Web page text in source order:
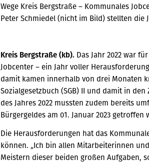
Wege Kreis Bergstraße – Kommunales
Peter Schmiedel (nicht im Bild) stellten die
Kreis Bergstraße (kb). Das Jahr 2022 war
Jobcenter – ein Jahr voller
damit kamen innerhalb von drei Monaten
Sozialgesetzbuch (SGB) II und damit in
des Jahres 2022 mussten zudem bereits
Bürgergeldes am 01. Januar 2023 getroffen
Die Herausforderungen hat das
können. „Ich bin allen Mitarbeiterinnen
Meistern dieser beiden großen Aufgaben,